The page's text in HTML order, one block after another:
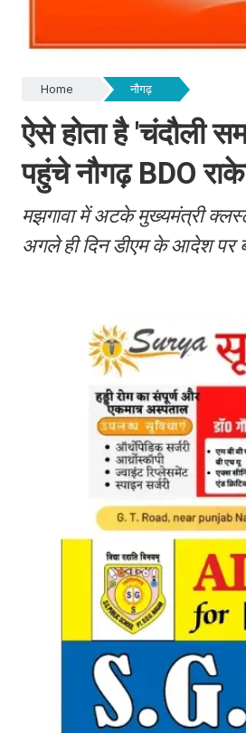
Home नौगढ़
ऐसे होता है 'चंदौली
पहुंचे नौगढ़ BDO
मझगावा में अटके मुख्यमंत्री
अगले ही दिन डीएम के आदेश पर